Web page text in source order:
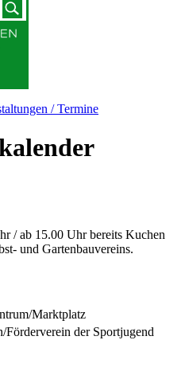
/ Termine
/ ab 15.00 Uhr bereits Kuchen
und Gartenbauvereins.
Marktplatz
der Sportjugend